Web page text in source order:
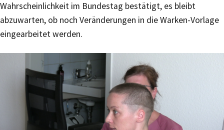
Wahrscheinlichkeit im Bundestag bestätigt, es bleibt
abzuwarten, ob noch Veränderungen in die Warken-Vorlage
eingearbeitet werden.